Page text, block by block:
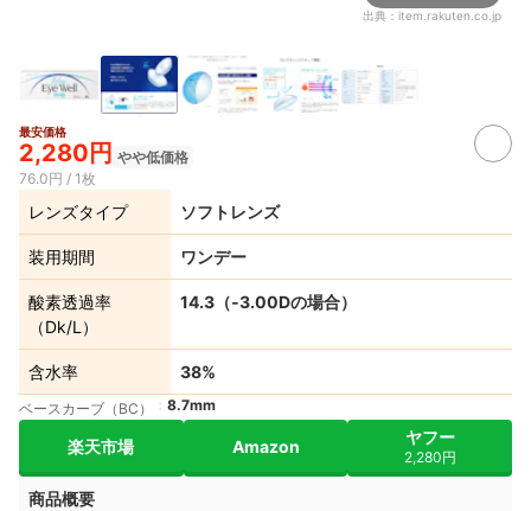
出典： item.rakuten.co.jp
最安価格
2,280円 やや低価格
76.0円 / 1枚
レンズタイプ ソフトレンズ
装用期間 ワンデー
酸素透過率
（Dk/L）
14.3（‐3.00Dの場合）
含水率 38%
ベースカーブ（BC） 8.7mm
楽天市場 Amazon ヤフー
2,280円
商品概要